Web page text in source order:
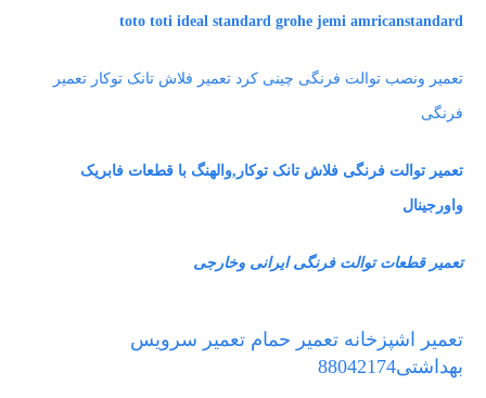
toto toti ideal standard grohe jemi amricanstandard
تعمیر ونصب توالت فرنگی چینی کرد تعمیر فلاش تانک توکار تعمیر
فرنگی
تعمیر توالت فرنگی فلاش تانک توکار,والهنگ با قطعات فابریک
واورجینال
تعمیر قطعات توالت فرنگی ایرانی وخارجی
تعمیر اشپزخانه تعمیر حمام تعمیر سرویس
بهداشتی88042174